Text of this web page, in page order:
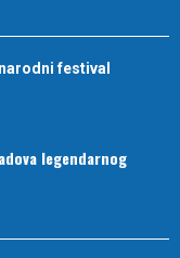
festival
legendarnog